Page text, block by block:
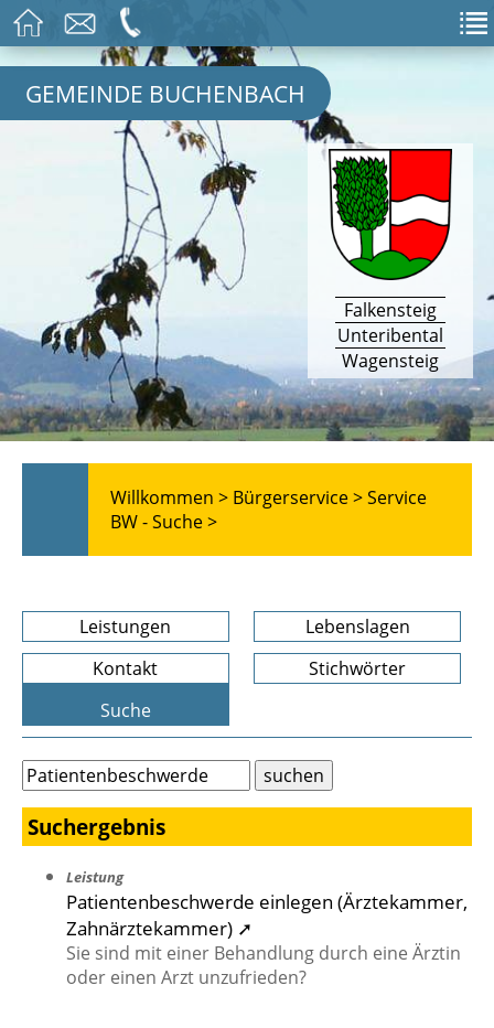
GEMEINDE BUCHENBACH
Falkensteig
Unteribental
Wagensteig
Willkommen > Bürgerservice >Service
BW - Suche >
Leistungen
Lebenslagen
Kontakt
Stichwörter
Suche
Suchergebnis
Leistung
Patientenbeschwerde einlegen (Ärztekammer,
Zahnärztekammer) ➚
Sie sind mit einer Behandlung durch eine Ärztin
oder einen Arzt unzufrieden?